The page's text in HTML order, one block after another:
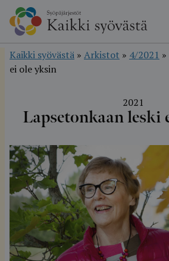
Hyppää
sisältöön
Kaikki syövästä » Arkistot » 4/2021 »
ei ole yksin
2021
Lapsetonkaan leski